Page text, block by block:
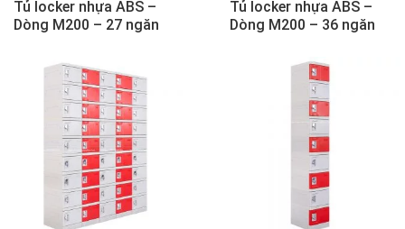
Tủ locker nhựa ABS –
Dòng M200 – 27 ngăn
Tủ locker nhựa ABS –
Dòng M200 – 36 ngăn